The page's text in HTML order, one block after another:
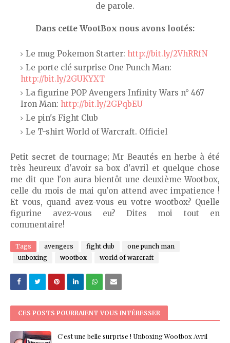
de parole.
Dans cette WootBox nous avons lootés:
Le mug Pokemon Starter: http://bit.ly/2VhRRfN
Le porte clé surprise One Punch Man:
http://bit.ly/2GUKYXT
La figurine POP Avengers Infinity Wars n° 467
Iron Man: http://bit.ly/2GPqbEU
Le pin's Fight Club
Le T-shirt World of Warcraft. Officiel
Petit secret de tournage; Mr Beautés en herbe à été
très heureux d'avoir sa box d'avril et quelque chose
me dit que l'on aura bientôt une deuxième Wootbox,
celle du mois de mai qu'on attend avec impatience !
Et vous, quand avez-vous eu votre wootbox? Quelle
figurine avez-vous eu? Dites moi tout en
commentaire!
Tags avengers fight club
one punch man
unboxing
wootbox world of warcraft
CES POSTS POURRAIENT VOUS INTÉRESSER
C'est une belle surprise ! Unboxing Wootbox Avril